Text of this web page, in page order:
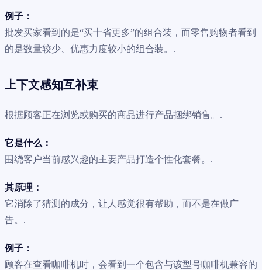
例子：
批发买家看到的是“买十省更多”的组合装，而零售购物者看到
的是数量较少、优惠力度较小的组合装。.
上下文感知互补束
根据顾客正在浏览或购买的商品进行产品捆绑销售。.
它是什么：
围绕客户当前感兴趣的主要产品打造个性化套餐。.
其原理：
它消除了猜测的成分，让人感觉很有帮助，而不是在做广
告。.
例子：
顾客在查看咖啡机时，会看到一个包含与该型号咖啡机兼容的